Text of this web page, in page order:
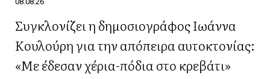
Συγκλονίζει η δημοσιογράφος Ιωάννα
Κουλούρη για την απόπειρα αυτοκτονίας:
«Με έδεσαν χέρια-πόδια στο κρεβάτι»